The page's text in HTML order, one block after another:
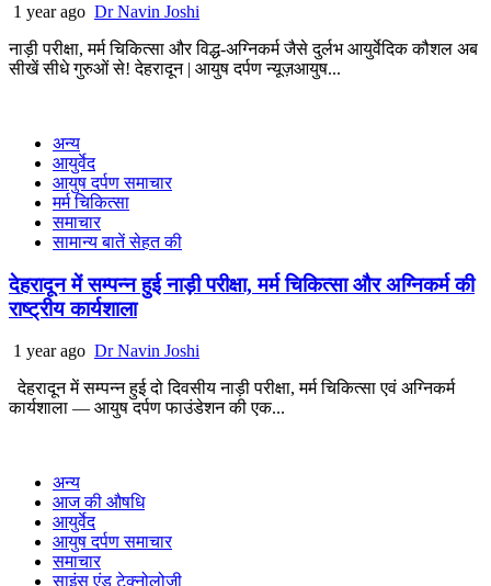
1 year ago Dr Navin Joshi
नाड़ी परीक्षा, मर्म चिकित्सा और विद्ध-अग्निकर्म जैसे दुर्लभ आयुर्वेदिक कौशल अब
सीखें सीधे गुरुओं से! देहरादून | आयुष दर्पण न्यूज़आयुष...
अन्य
आयुर्वेद
आयुष दर्पण समाचार
मर्म चिकित्सा
समाचार
सामान्य बातें सेहत की
देहरादून में सम्पन्न हुई नाड़ी परीक्षा, मर्म चिकित्सा और अग्निकर्म की
राष्ट्रीय कार्यशाला
1 year ago Dr Navin Joshi
देहरादून में सम्पन्न हुई दो दिवसीय नाड़ी परीक्षा, मर्म चिकित्सा एवं अग्निकर्म
कार्यशाला — आयुष दर्पण फाउंडेशन की एक...
अन्य
आज की औषधि
आयुर्वेद
आयुष दर्पण समाचार
समाचार
साइंस एंड टेक्नोलोजी